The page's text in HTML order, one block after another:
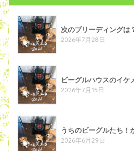
次のブリーディングは
2026年7月28日
ビーグルハウスのイケ
2026年7月15日
うちのビーグルたち！
2026年6月29日